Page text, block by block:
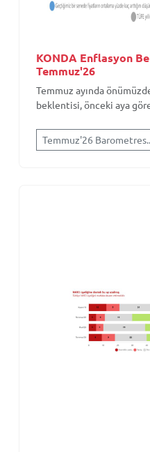
KONDA Enflasyon
Temmuz'26
Temmuz ayında
beklentisi, önceki aya
Temmuz'26